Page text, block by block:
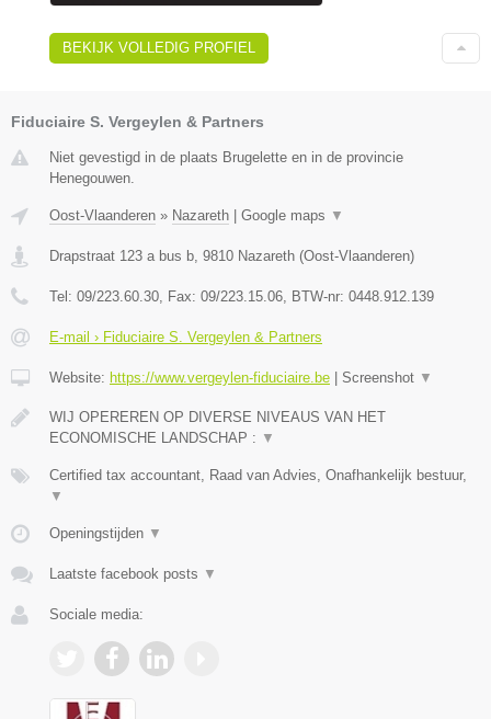
BEKIJK VOLLEDIG PROFIEL
Fiduciaire S. Vergeylen & Partners
Niet gevestigd in de plaats Brugelette en in de provincie
Henegouwen.
Oost-Vlaanderen » Nazareth | Google maps ▼
Drapstraat 123 a bus b 9810 Nazareth (Oost-Vlaanderen)
Tel: 09/223.60.30 , Fax: 09/223.15.06 , BTW-nr: 0448.912.139
E-mail › Fiduciaire S. Vergeylen & Partners
Website: https://www.vergeylen-fiduciaire.be | Screenshot ▼
WIJ OPEREREN OP DIVERSE NIVEAUS VAN HET
ECONOMISCHE LANDSCHAP : ▼
Certified tax accountant, Raad van Advies, Onafhankelijk bestuur,
▼
Openingstijden ▼
Laatste facebook posts ▼
Sociale media: